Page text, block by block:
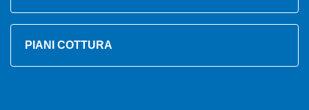
PIANI COTTURA